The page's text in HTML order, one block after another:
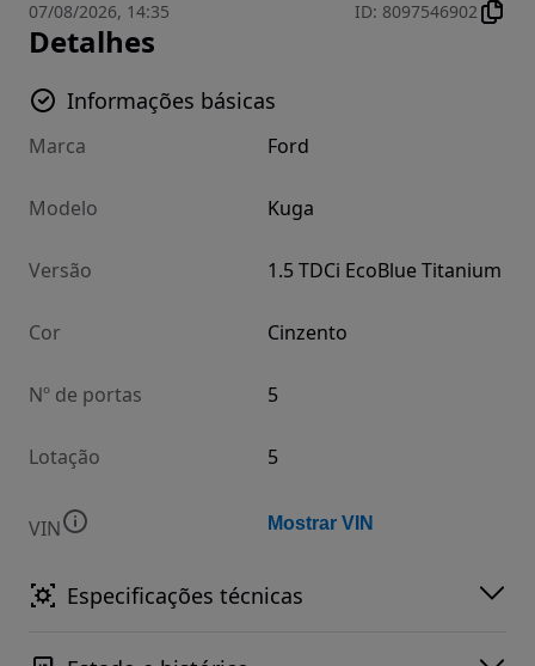
07/08/2026, 14:35 ID: 8097546902
Detalhes
Informações básicas
Marca Ford
Modelo Kuga
Versão 1.5 TDCi EcoBlue Titanium
Cor Cinzento
Nº de portas 5
Lotação 5
VIN Mostrar VIN
Especificações técnicas